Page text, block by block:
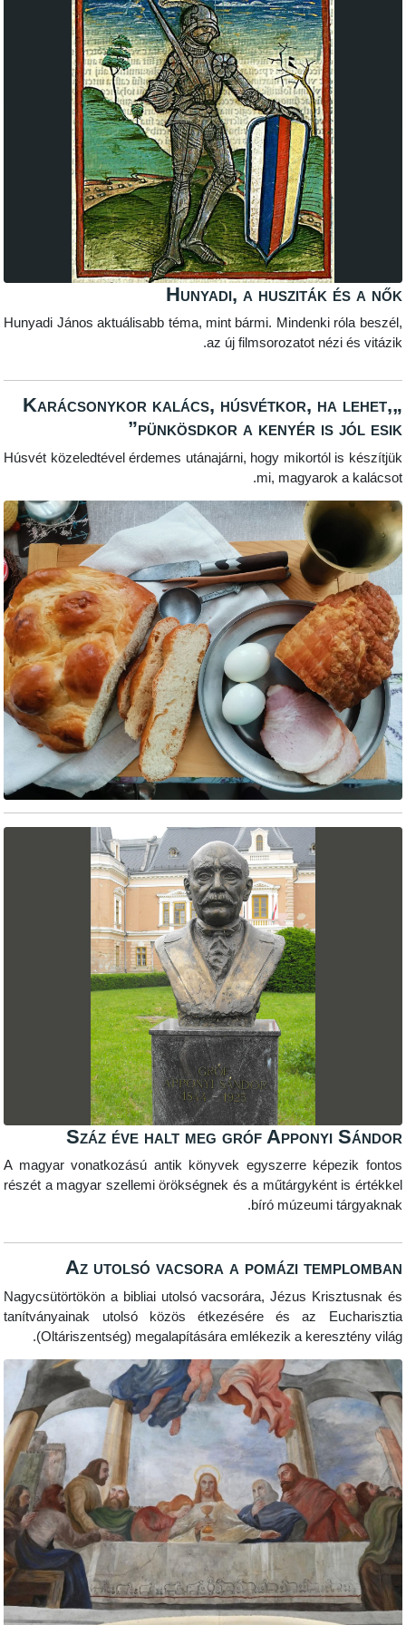
Hunyadi, a
Hunyadi János aktuálisabb téma, mint bármi. Mindenki
az új filmsorozatot
„Karácsonykor kalács, húsvétkor,
pünkösdkor a kenyér
Húsvét közeledtével érdemes utánajárni, hogy
mi,
Száz éve halt meg gróf
A magyar vonatkozású antik könyvek egyszerre
részét a magyar szellemi örökségnek és a
bíró
Az utolsó vacsora a pomázi
Nagycsütörtökön a bibliai utolsó vacsorára, Jézus
tanítványainak utolsó közös étkezésére és az
(Oltáriszentség) megalapítására emlékezik a